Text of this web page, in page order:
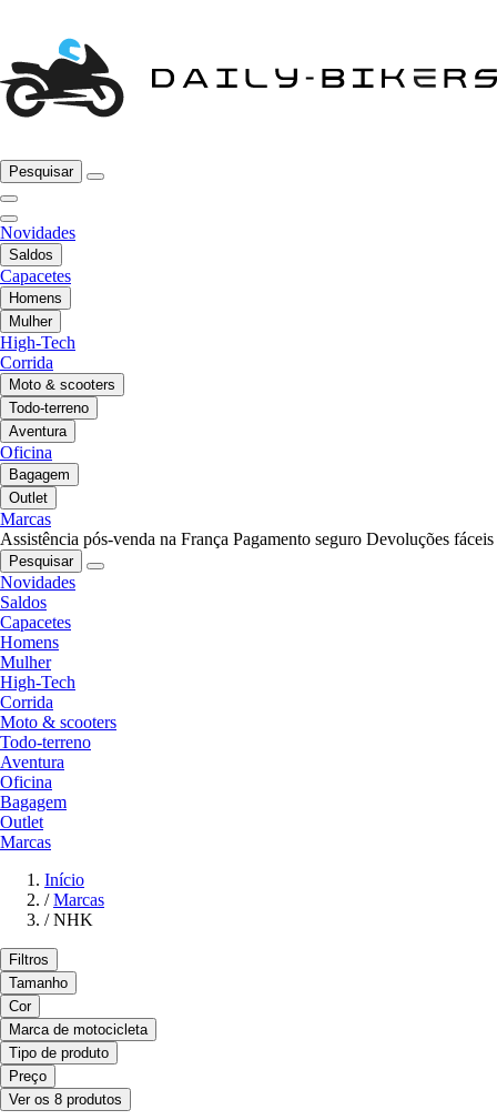
Pesquisar
Novidades
Saldos
Capacetes
Homens
Mulher
High-Tech
Corrida
Moto & scooters
Todo-terreno
Aventura
Oficina
Bagagem
Outlet
Marcas
Assistência pós-venda na França Pagamento seguro Devoluções fáceis
Pesquisar
Novidades
Saldos
Capacetes
Homens
Mulher
High-Tech
Corrida
Moto & scooters
Todo-terreno
Aventura
Oficina
Bagagem
Outlet
Marcas
Início
/ Marcas
/ NHK
Filtros
Tamanho
Cor
Marca de motocicleta
Tipo de produto
Preço
Ver os 8 produtos